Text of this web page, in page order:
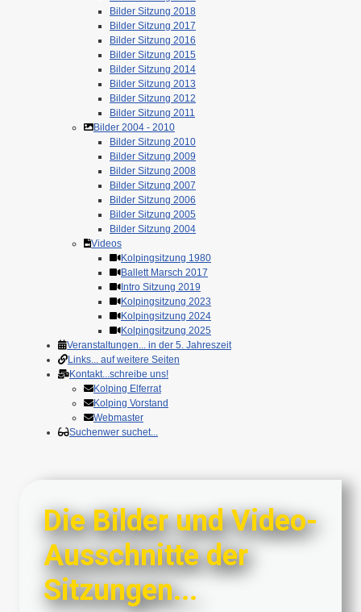
Bilder Sitzung 2018
Bilder Sitzung 2017
Bilder Sitzung 2016
Bilder Sitzung 2015
Bilder Sitzung 2014
Bilder Sitzung 2013
Bilder Sitzung 2012
Bilder Sitzung 2011
Bilder 2004 - 2010
Bilder Sitzung 2010
Bilder Sitzung 2009
Bilder Sitzung 2008
Bilder Sitzung 2007
Bilder Sitzung 2006
Bilder Sitzung 2005
Bilder Sitzung 2004
Videos
Kolpingsitzung 1980
Ballett Marsch 2017
Intro Sitzung 2019
Kolpingsitzung 2023
Kolpingsitzung 2024
Kolpingsitzung 2025
Veranstaltungen... in der 5. Jahreszeit
Links... auf weitere Seiten
Kontakt...schreibe uns!
Kolping Elferrat
Kolping Vorstand
Webmaster
Suchenwer suchet...
Die Bilder und Video-
Ausschnitte der
Sitzungen...